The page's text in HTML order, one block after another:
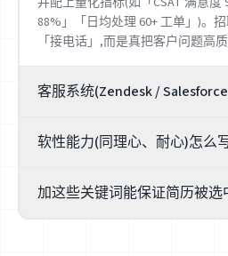
88%」「日均处理 60+ 工单」)。
「接电话」,而是真把客户问题高
客服系统(Zendesk /
写出你熟悉的具体平台(Zendesk
/ 在线客服」这类真实通用经验。
软性能力(同理心、耐心)怎么
诉,把升级率降低 20%」。同理心
聘者从你的真实成果里看出来,而
加这些关键词能保证简历被选